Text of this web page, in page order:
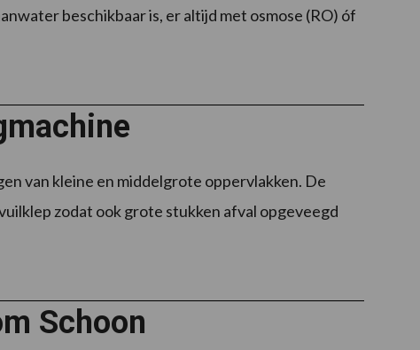
beschikbaar is, er altijd met osmose (RO) óf
van kleine en middelgrote oppervlakken. De
zodat ook grote stukken afval opgeveegd
Schoon